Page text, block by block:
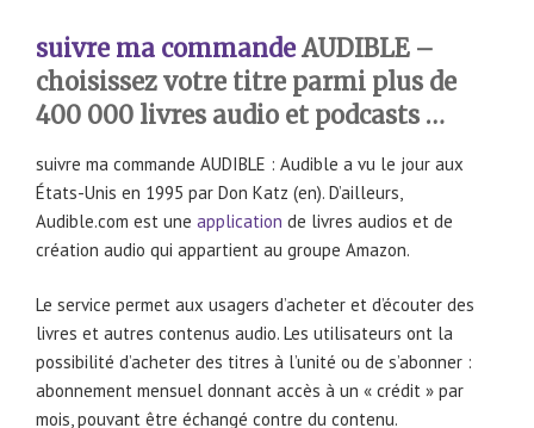
suivre ma commandeAUDIBLE –
choisissez votre titre parmi plus de
400 000 livres audio et podcasts …
suivre ma commande AUDIBLE : Audible a vu le jour aux
États-Unis en 1995 par Don Katz (en). D’ailleurs,
Audible.com est une application de livres audios et de
création audio qui appartient au groupe Amazon.
Le service permet aux usagers d’acheter et d’écouter des
livres et autres contenus audio. Les utilisateurs ont la
possibilité d’acheter des titres à l’unité ou de s’abonner :
abonnement mensuel donnant accès à un « crédit » par
mois, pouvant être échangé contre du contenu.